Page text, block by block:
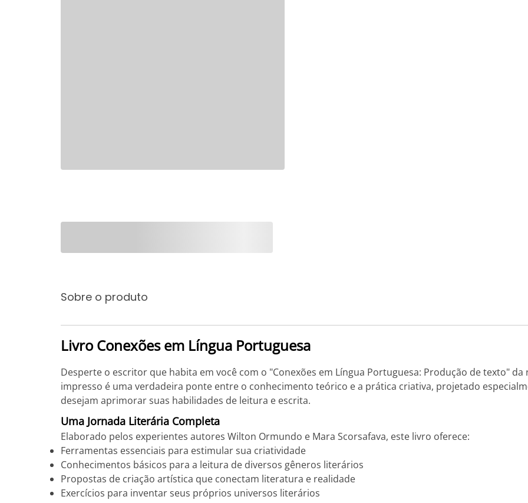
Sobre o produto
Livro Conexões em Língua Portuguesa
Desperte o escritor que habita em você com o "Conexões em Língua Portuguesa: Produção de texto"
impresso é uma verdadeira ponte entre o conhecimento teórico e a prática criativa, projetado
desejam aprimorar suas habilidades de leitura e escrita.
Uma Jornada Literária Completa
Elaborado pelos experientes autores Wilton Ormundo e Mara Scorsafava, este livro oferece:
Ferramentas essenciais para estimular sua criatividade
Conhecimentos básicos para a leitura de diversos gêneros literários
Propostas de criação artística que conectam literatura e realidade
Exercícios para inventar seus próprios universos literários